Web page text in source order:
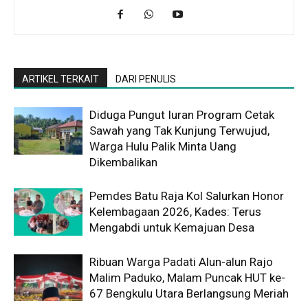
ARTIKEL TERKAIT DARI PENULIS
Diduga Pungut Iuran Program Cetak
Sawah yang Tak Kunjung Terwujud,
Warga Hulu Palik Minta Uang
Dikembalikan
Pemdes Batu Raja Kol Salurkan Honor
Kelembagaan 2026, Kades: Terus
Mengabdi untuk Kemajuan Desa
Ribuan Warga Padati Alun-alun Rajo
Malim Paduko, Malam Puncak HUT ke-
67 Bengkulu Utara Berlangsung Meriah